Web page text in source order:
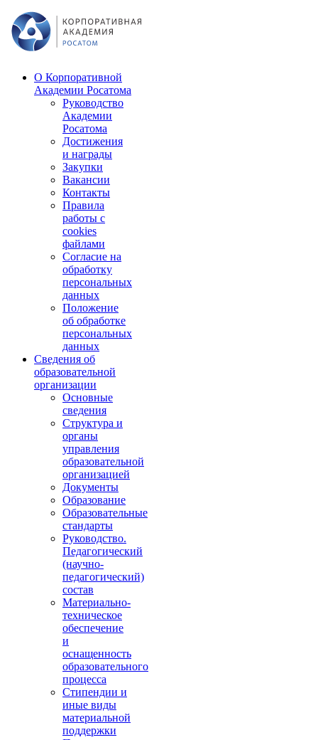
О Корпоративной
Академии Росатома
Руководство
Академии
Росатома
Достижения
и награды
Закупки
Вакансии
Контакты
Правила
работы с
cookies
файлами
Согласие на
обработку
персональных
данных
Положение
об обработке
персональных
данных
Сведения об
образовательной
организации
Основные
сведения
Структура и
органы
управления
образовательной
организацией
Документы
Образование
Образовательные
стандарты
Руководство.
Педагогический
(научно-
педагогический)
состав
Материально-
техническое
обеспечение
и
оснащенность
образовательного
процесса
Стипендии и
иные виды
материальной
поддержки